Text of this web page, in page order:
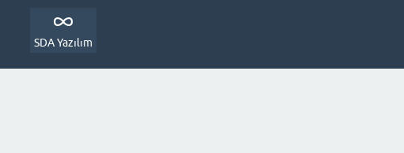
SDA Yazılım